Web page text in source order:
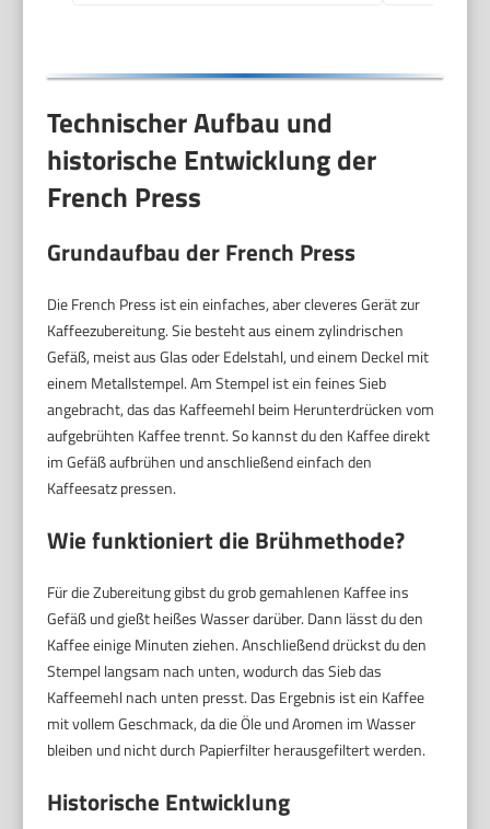
Technischer Aufbau und
historische Entwicklung der
French Press
Grundaufbau der French Press
Die French Press ist ein einfaches, aber cleveres Gerät zur
Kaffeezubereitung. Sie besteht aus einem zylindrischen
Gefäß, meist aus Glas oder Edelstahl, und einem Deckel mit
einem Metallstempel. Am Stempel ist ein feines Sieb
angebracht, das das Kaffeemehl beim Herunterdrücken vom
aufgebrühten Kaffee trennt. So kannst du den Kaffee direkt
im Gefäß aufbrühen und anschließend einfach den
Kaffeesatz pressen.
Wie funktioniert die Brühmethode?
Für die Zubereitung gibst du grob gemahlenen Kaffee ins
Gefäß und gießt heißes Wasser darüber. Dann lässt du den
Kaffee einige Minuten ziehen. Anschließend drückst du den
Stempel langsam nach unten, wodurch das Sieb das
Kaffeemehl nach unten presst. Das Ergebnis ist ein Kaffee
mit vollem Geschmack, da die Öle und Aromen im Wasser
bleiben und nicht durch Papierfilter herausgefiltert werden.
Historische Entwicklung